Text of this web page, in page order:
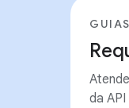
GUIAS
da API